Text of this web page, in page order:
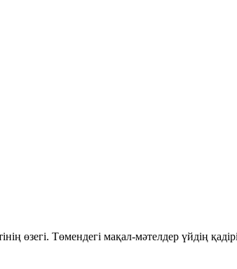
өзегі. Төмендегі мақал-мәтелдер үйдің